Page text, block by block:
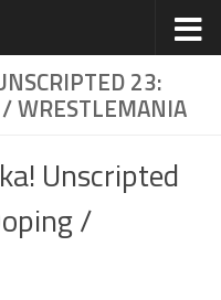
23:
WRESTLEMANIA
Unscripted
/